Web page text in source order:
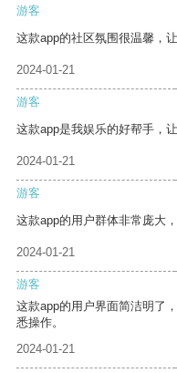
游客
这款app的社区氛围很温馨，
2024-01-21
游客
这款app是我娱乐的好帮手，
2024-01-21
游客
这款app的用户群体非常庞大
2024-01-21
游客
这款app的用户界面简洁明了
悉操作。
2024-01-21